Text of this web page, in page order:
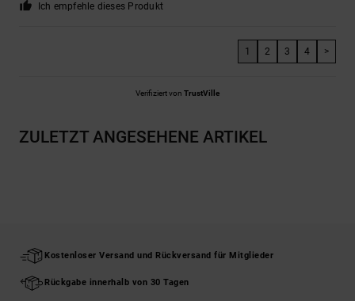
Ich empfehle dieses Produkt
1 2 3 4 >
Verifiziert von TrustVille
ZULETZT ANGESEHENE ARTIKEL
Kostenloser Versand und Rückversand für Mitglieder
Rückgabe innerhalb von 30 Tagen